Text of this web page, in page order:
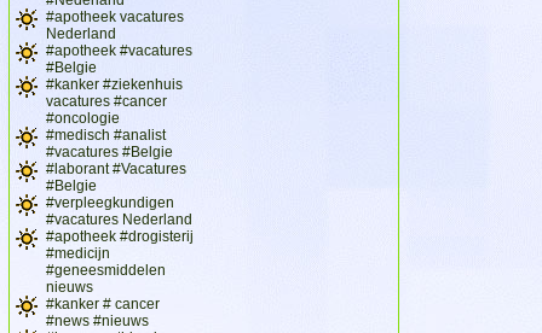
#apotheek vacatures
Nederland
#apotheek #vacatures
#Belgie
#kanker #ziekenhuis
vacatures #cancer
#oncologie
#medisch #analist
#vacatures #Belgie
#laborant #Vacatures
#Belgie
#verpleegkundigen
#vacatures Nederland
#apotheek #drogisterij
#medicijn
#geneesmiddelen
nieuws
#kanker # cancer
#news #nieuws